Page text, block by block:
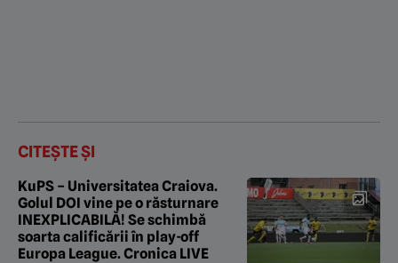
CITEȘTE ȘI
KuPS – Universitatea Craiova.
Golul DOI vine pe o răsturnare
INEXPLICABILĂ! Se schimbă
soarta calificării în play-off
Europa League. Cronica LIVE